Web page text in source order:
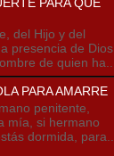
PARA QUE
del Hijo y del
presencia de Dios
de quien ha...
PARA AMARRE
penitente,
mía, si hermano
dormida, para...